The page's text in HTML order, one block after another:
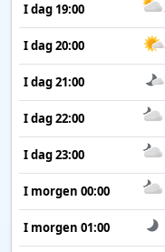
I dag 19:00
I dag 20:00
I dag 21:00
I dag 22:00
I dag 23:00
I morgen 00:00
I morgen 01:00